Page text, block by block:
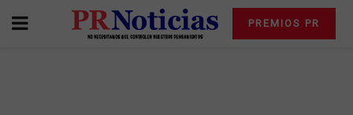
PREMIOS PR